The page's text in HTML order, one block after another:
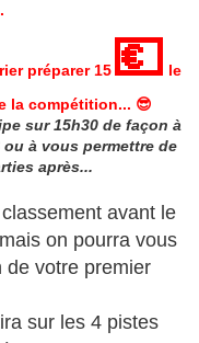
préparer 15 💶
le
la compétition... 😎
sur 15h30 de façon à
à vous permettre de
après...
avant le
on pourra vous
de votre premier
sur les 4 pistes